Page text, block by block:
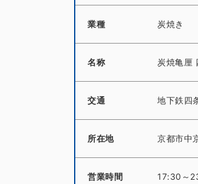
業種 炭焼き
名称 炭焼亀厘
交通 地下鉄四
所在地 京都市中
営業時間 17:30～